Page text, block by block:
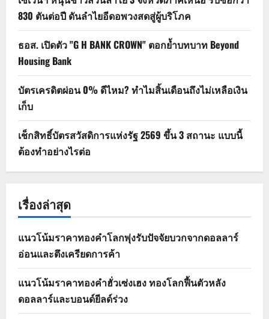
830 ตันต่อปี ดันลำไยอีดอพวงสดสู่ผู้บริโภค
ธอส. เปิดตัว "G H BANK CROWN" ตอกย้ำบทบาท Beyond
Housing Bank
บัตรเครดิตผ่อน 0% ดีไหม? ทำไมสิ้นเดือนถึงไม่เหลือเงิน
เก็บ
เช็กสิทธิ์บัตรสวัสดิการแห่งรัฐ 2569 ขึ้น 3 สถานะ แบบนี้
ต้องทำอย่างไรต่อ
เรื่องล่าสุด
แนวโน้มราคาทองคำโลกพุ่งรับปัจจัยบวกจากดอลลาร์
อ่อนและตึงเครียดการค้า
แนวโน้มราคาทองคำฮั่วเซ่งเฮง ทองโลกฟื้นตัวหลัง
ดอลลาร์และบอนด์ยีลด์ร่วง